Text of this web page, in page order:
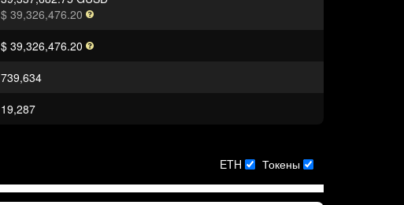
$ 39,326,476.20
$ 39,326,476.20
739,634
19,287
ETH Токены